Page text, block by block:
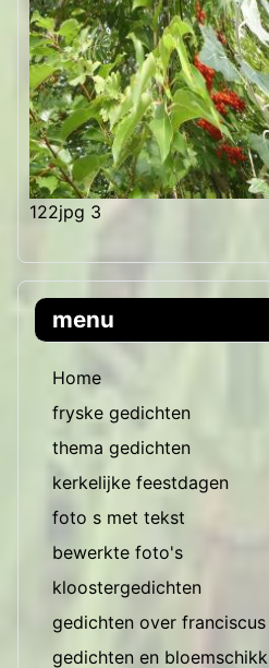
menu
Home
fryske gedichten
thema gedichten
kerkelijke feestdagen
foto s met tekst
bewerkte foto's
kloostergedichten
gedichten over franciscus
gedichten en
122jpg 3